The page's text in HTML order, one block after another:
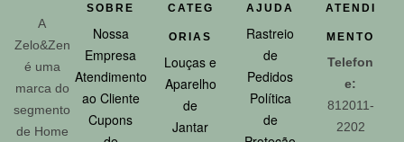
A
Zelo&Zen
é uma
marca do
segmento
de Home
SOBRE
Nossa
Empresa
Atendimento
ao Cliente
Cupons
CATEG
ORIAS
Louças e
Aparelho
de
Jantar
AJUDA
Rastreio
de
Pedidos
Política
de
ATENDI
MENTO
Telefon
e:
812011-
2202